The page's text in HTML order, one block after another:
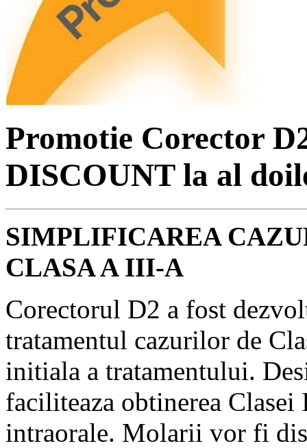
Promotie Corector
DISCOUNT la al
SIMPLIFICAREA
CLASA A III-A
Corectorul D2 a fost
tratamentul cazurilor de
initiala a tratamentului.
faciliteaza obtinerea
intraorale. Molarii vor fi